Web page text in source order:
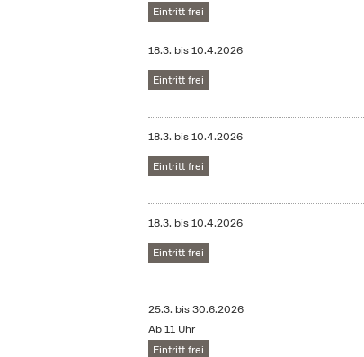
Eintritt frei
18.3. bis10.4.2026
Eintritt frei
18.3. bis10.4.2026
Eintritt frei
18.3. bis10.4.2026
Eintritt frei
25.3. bis30.6.2026
Ab 11 Uhr
Eintritt frei